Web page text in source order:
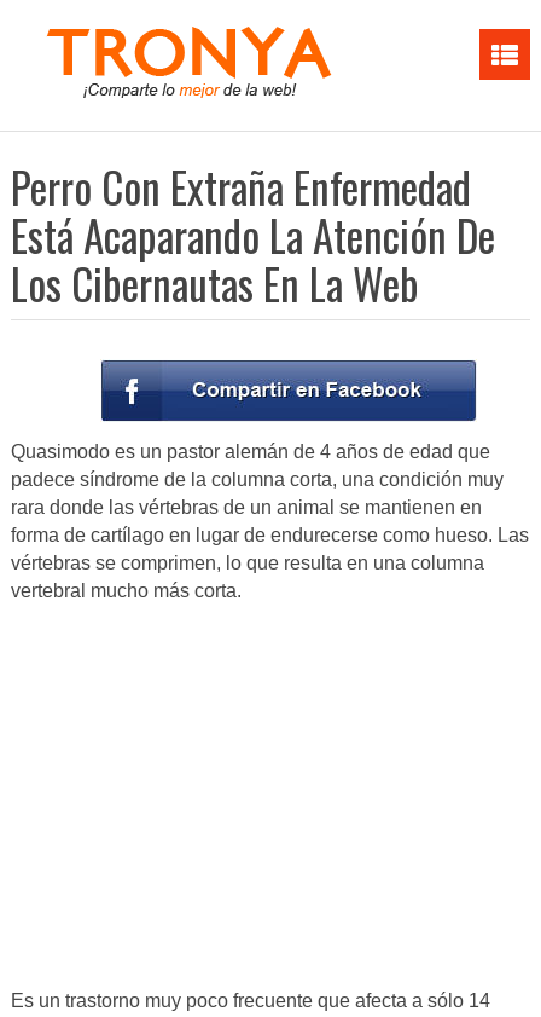
Perro Con Extraña Enfermedad
Está Acaparando La Atención De
Los Cibernautas En La Web
Quasimodo es un pastor alemán de 4 años de edad que
padece síndrome de la columna corta, una condición muy
rara donde las vértebras de un animal se mantienen en
forma de cartílago en lugar de endurecerse como hueso. Las
vértebras se comprimen, lo que resulta en una columna
vertebral mucho más corta.
Es un trastorno muy poco frecuente que afecta a sólo 14